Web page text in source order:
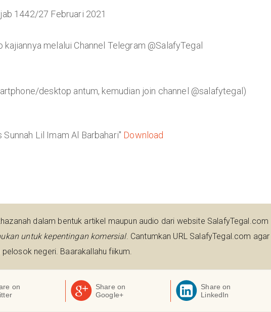
1442/27 Februari 2021
melalui Channel Telegram @SalafyTegal
desktop antum, kemudian join channel @salafytegal)
Sunnah Lil Imam Al Barbahari" Download
dalam bentuk artikel maupun audio dari website SalafyTegal.com
untuk kepentingan komersial. Cantumkan URL SalafyTegal.com agar
negeri. Baarakallahu fiikum.
on
Share on
Google+
Share on
LinkedIn